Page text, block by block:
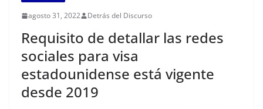
agosto 31, 2022 Detrás del Discurso
Requisito de detallar las redes
sociales para visa
estadounidense está vigente
desde 2019